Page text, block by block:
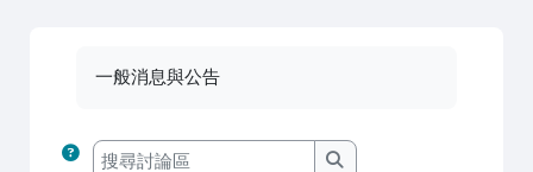
一般消息與公告
搜尋討論區